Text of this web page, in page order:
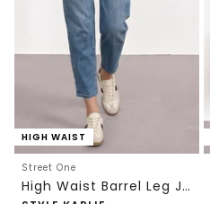
HIGH WAIST
Street One
High Waist Barrel Leg Jeans im Loose Fit